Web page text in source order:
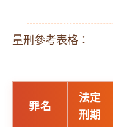
量刑參考表格：
罪名
法定
刑期